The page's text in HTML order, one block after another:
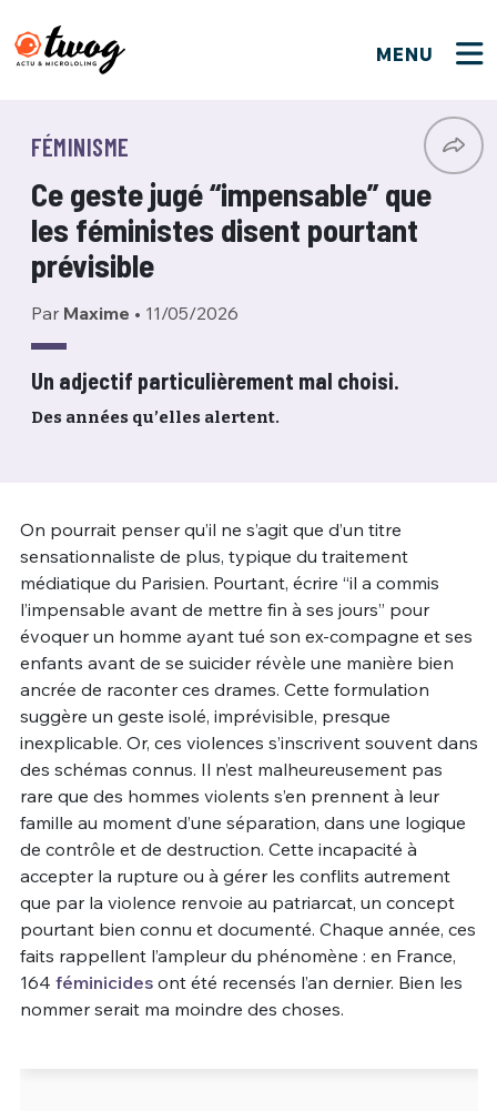
MENU
FÉMINISME
Ce geste jugé “impensable” que
les féministes disent pourtant
prévisible
Par Maxime • 11/05/2026
Un adjectif particulièrement mal choisi.
Des années qu’elles alertent.
On pourrait penser qu’il ne s’agit que d’un titre
sensationnaliste de plus, typique du traitement
médiatique du Parisien. Pourtant, écrire “il a commis
l’impensable avant de mettre fin à ses jours” pour
évoquer un homme ayant tué son ex-compagne et ses
enfants avant de se suicider révèle une manière bien
ancrée de raconter ces drames. Cette formulation
suggère un geste isolé, imprévisible, presque
inexplicable. Or, ces violences s’inscrivent souvent dans
des schémas connus. Il n’est malheureusement pas
rare que des hommes violents s’en prennent à leur
famille au moment d’une séparation, dans une logique
de contrôle et de destruction. Cette incapacité à
accepter la rupture ou à gérer les conflits autrement
que par la violence renvoie au patriarcat, un concept
pourtant bien connu et documenté. Chaque année, ces
faits rappellent l’ampleur du phénomène : en France,
164 féminicidesont été recensés l’an dernier. Bien les
nommer serait ma moindre des choses.
Bienvenue !
PSEUDO*
PASSWORD*
Connexion
PSEUDO
MOT DE PASSE Mot de passe perdu ?
Que souhaitez-vous proposer ?
Quelques tweets
M'INSCRIRE
Un Thread
C'EST PARTI